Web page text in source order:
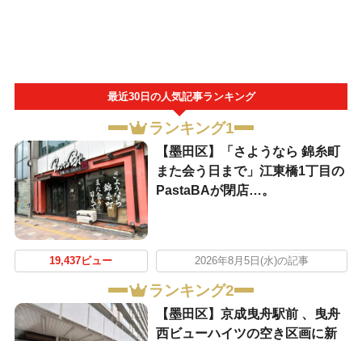
最近30日の人気記事ランキング
ランキング1
【墨田区】「さようなら 錦糸町
また会う日まで」江東橋1丁目の
PastaBAが閉店…。
19,437ビュー 2026年8月5日(水)の記事
ランキング2
【墨田区】京成曳舟駅前 、曳舟
西ビューハイツの空き区画に新